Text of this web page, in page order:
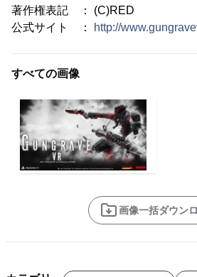
著作権表記 ： (C)RED
公式サイト ：
http://
すべての画像
画像一括ダウン